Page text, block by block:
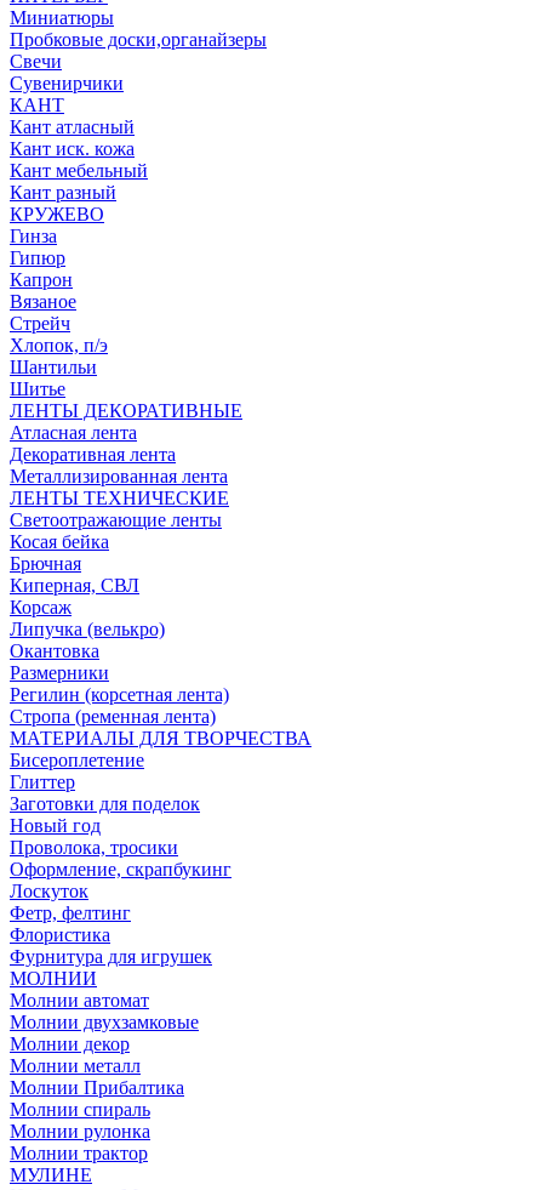
Миниатюры
Пробковые доски,органайзеры
Свечи
Сувенирчики
КАНТ
Кант атласный
Кант иск. кожа
Кант мебельный
Кант разный
КРУЖЕВО
Гинза
Гипюр
Капрон
Вязаное
Стрейч
Хлопок, п/э
Шантильи
Шитье
ЛЕНТЫ ДЕКОРАТИВНЫЕ
Атласная лента
Декоративная лента
Металлизированная лента
ЛЕНТЫ ТЕХНИЧЕСКИЕ
Светоотражающие ленты
Косая бейка
Брючная
Киперная, СВЛ
Корсаж
Липучка (велькро)
Окантовка
Размерники
Регилин (корсетная лента)
Стропа (ременная лента)
МАТЕРИАЛЫ ДЛЯ ТВОРЧЕСТВА
Бисероплетение
Глиттер
Заготовки для поделок
Новый год
Проволока, тросики
Оформление, скрапбукинг
Лоскуток
Фетр, фелтинг
Флористика
Фурнитура для игрушек
МОЛНИИ
Молнии автомат
Молнии двухзамковые
Молнии декор
Молнии металл
Молнии Прибалтика
Молнии спираль
Молнии рулонка
Молнии трактор
МУЛИНЕ